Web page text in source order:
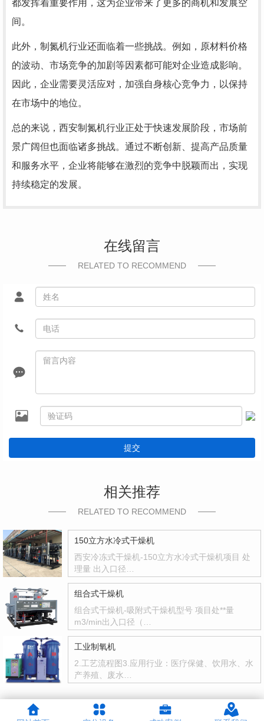
都发挥着重要作用，这为企业带来了更多的商机和发展空
间。
此外，制氮机行业还面临着一些挑战。例如，原材料价格
的波动、市场竞争的加剧等因素都可能对企业造成影响。
因此，企业需要灵活应对，加强自身核心竞争力，以保持
在市场中的地位。
总的来说，西安制氮机行业正处于快速发展阶段，市场前
景广阔但也面临诸多挑战。通过不断创新、提高产品质量
和服务水平，企业将能够在激烈的竞争中脱颖而出，实现
持续稳定的发展。
在线留言
RELATED TO RECOMMEND
提交
相关推荐
RELATED TO RECOMMEND
150立方水冷式干燥机
西安冷冻式干燥机-150立方水冷式干燥机项目 处
理量 出入口径…
组合式干燥机
组合式干燥机-吸附式干燥机型号 项目处**量
m3/min出入口径（…
工业制氧机
2.工艺流程图3.应用行业：医疗保健、饮用水、水
产养殖、废水…